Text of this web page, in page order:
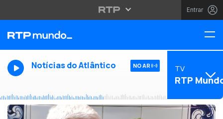
Entrar
Notícias do Atlântico NO AR TV
RTP